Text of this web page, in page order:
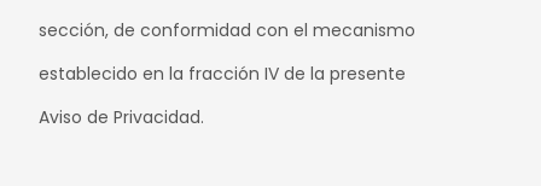
sección, de conformidad con el mecanismo
establecido en la fracción IV de la presente
Aviso de Privacidad.